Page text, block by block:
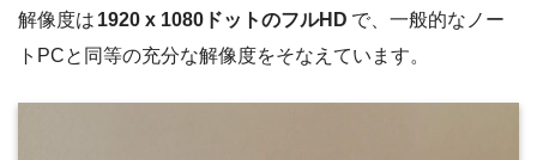
解像度は 1920 x 1080ドットのフルHD で、一般的なノー
トPCと同等の充分な解像度をそなえています。